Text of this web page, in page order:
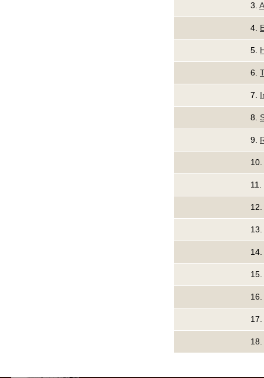
3.
4.
5.
6.
7.
8.
9.
10.
11.
12.
13.
14.
15.
16.
17.
18.